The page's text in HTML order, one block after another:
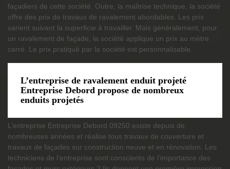
façadiers de cette société. Outre, la maîtrise technique, la société
offre des prix de travaux de ravalement abordables. Les prix
varient suivant la superficie à travailler. Mais généralement, pour
un ravalement de façade, la société applique un prix au mètre
carré. Le prix pratiqué par la société est personnalisable.
L’entreprise de ravalement enduit projeté
Entreprise Debord propose de nombreux
enduits projetés
L’entreprise Entreprise Debord 09250 existe depuis de
nombreuses années et réalise tous travaux de couverture et
travaux de façades sur construction neuve et en rénovation. Les
techniciens de l’entreprise sont conscients de l’importance des